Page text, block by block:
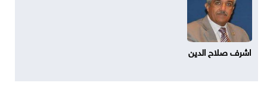
اشرف صلاح الدين